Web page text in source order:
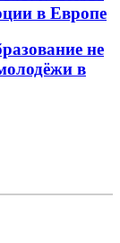
в Европе
не
в